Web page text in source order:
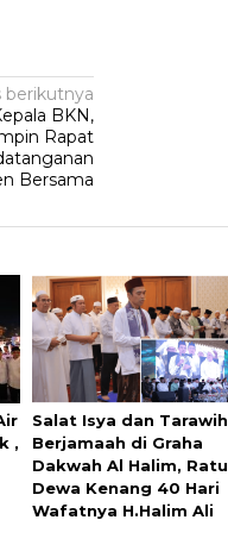
berikutnya
BKN,
Rapat
Bersama
,
Salat Isya dan Tarawih
Berjamaah di Graha
Dakwah Al Halim, Ratu
Dewa Kenang 40 Hari
Wafatnya H.Halim Ali